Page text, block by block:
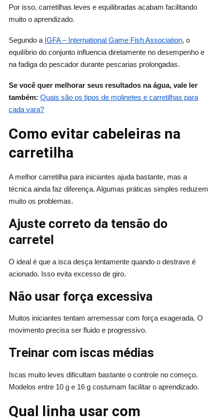
Por isso, carretilhas leves e equilibradas acabam facilitando
muito o aprendizado.
Segundo a IGFA – International Game Fish Association, o
equilíbrio do conjunto influencia diretamente no desempenho e
na fadiga do pescador durante pescarias prolongadas.
Se você quer melhorar seus resultados na água, vale ler
também: Quais são os tipos de molinetes e carretilhas para
cada vara?
Como evitar cabeleiras na
carretilha
A melhor carretilha para iniciantes ajuda bastante, mas a
técnica ainda faz diferença. Algumas práticas simples reduzem
muito os problemas.
Ajuste correto da tensão do
carretel
O ideal é que a isca desça lentamente quando o destrave é
acionado. Isso evita excesso de giro.
Não usar força excessiva
Muitos iniciantes tentam arremessar com força exagerada. O
movimento precisa ser fluido e progressivo.
Treinar com iscas médias
Iscas muito leves dificultam bastante o controle no começo.
Modelos entre 10 g e 16 g costumam facilitar o aprendizado.
Qual linha usar com